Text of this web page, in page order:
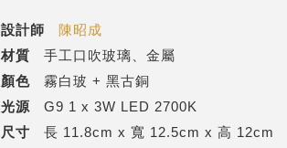
設計師 陳昭成
材質 手工口吹玻璃、金屬
顏色 霧白玻 + 黑古銅
光源 G9 1 x 3W LED 2700K
尺寸 長 11.8cm x 寬 12.5cm x 高 12cm